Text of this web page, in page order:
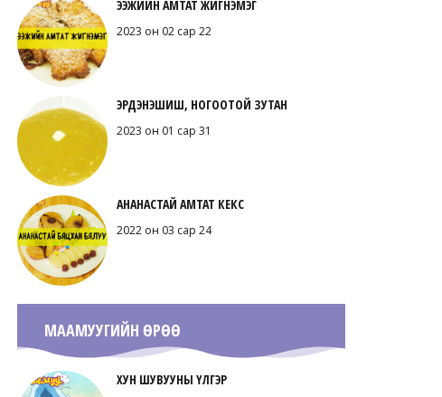
ЭЭЖИЙН АМТАТ ЖИГНЭМЭГ
2023 он 02 сар 22
ЭРДЭНЭШИШ, НОГООТОЙ ЗУТАН
2023 он 01 сар 31
АНАНАСТАЙ АМТАТ КЕКС
2022 он 03 сар 24
МААМУУГИЙН ӨРӨӨ
ХУН ШУВУУНЫ ҮЛГЭР